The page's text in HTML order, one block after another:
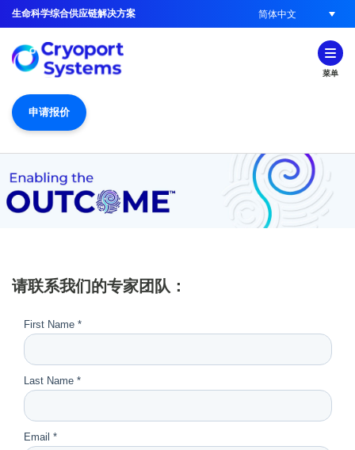
生命科学综合供应链解决方案 简体中文
菜单
申请报价
请联系我们的专家团队：